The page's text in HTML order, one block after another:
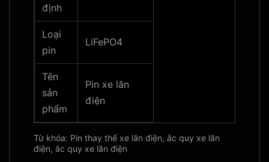
định
Loại
pin
LiFePO4
Tên
sản
phẩm
Pin xe lăn
điện
Từ khóa: Pin thay thế xe lăn điện, ắc quy xe lăn
điện, ắc quy xe lăn điện